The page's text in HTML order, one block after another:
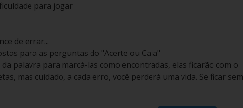
para jogar
de errar...
para as perguntas do "Acerte ou Caia"
palavra para marcá-las como encontradas, elas ficarão com o
mas cuidado, a cada erro, você perderá uma vida. Se ficar sem